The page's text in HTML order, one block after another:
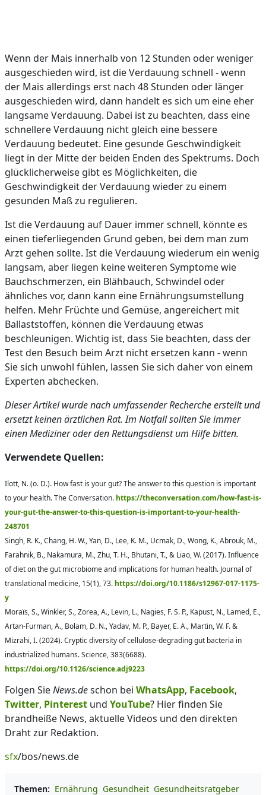
Wenn der Mais innerhalb von 12 Stunden oder weniger
ausgeschieden wird, ist die Verdauung schnell - wenn
der Mais allerdings erst nach 48 Stunden oder länger
ausgeschieden wird, dann handelt es sich um eine eher
langsame Verdauung. Dabei ist zu beachten, dass eine
schnellere Verdauung nicht gleich eine bessere
Verdauung bedeutet. Eine gesunde Geschwindigkeit
liegt in der Mitte der beiden Enden des Spektrums. Doch
glücklicherweise gibt es Möglichkeiten, die
Geschwindigkeit der Verdauung wieder zu einem
gesunden Maß zu regulieren.
Ist die Verdauung auf Dauer immer schnell, könnte es
einen tieferliegenden Grund geben, bei dem man zum
Arzt gehen sollte. Ist die Verdauung wiederum ein wenig
langsam, aber liegen keine weiteren Symptome wie
Bauchschmerzen, ein Blähbauch, Schwindel oder
ähnliches vor, dann kann eine Ernährungsumstellung
helfen. Mehr Früchte und Gemüse, angereichert mit
Ballaststoffen, können die Verdauung etwas
beschleunigen. Wichtig ist, dass Sie beachten, dass der
Test den Besuch beim Arzt nicht ersetzen kann - wenn
Sie sich unwohl fühlen, lassen Sie sich daher von einem
Experten abchecken.
Dieser Artikel wurde nach umfassender Recherche erstellt und
ersetzt keinen ärztlichen Rat. Im Notfall sollten Sie immer
einen Mediziner oder den Rettungsdienst um Hilfe bitten.
Verwendete Quellen:
Ilott, N. (o. D.). How fast is your gut? The answer to this question is important
to your health. The Conversation. https://theconversation.com/how-fast-is-
your-gut-the-answer-to-this-question-is-important-to-your-health-
248701
Singh, R. K., Chang, H. W., Yan, D., Lee, K. M., Ucmak, D., Wong, K., Abrouk, M.,
Farahnik, B., Nakamura, M., Zhu, T. H., Bhutani, T., & Liao, W. (2017). Influence
of diet on the gut microbiome and implications for human health. Journal of
translational medicine, 15(1), 73. https://doi.org/10.1186/s12967-017-1175-
y
Moraïs, S., Winkler, S., Zorea, A., Levin, L., Nagies, F. S. P., Kapust, N., Lamed, E.,
Artan-Furman, A., Bolam, D. N., Yadav, M. P., Bayer, E. A., Martin, W. F. &
Mizrahi, I. (2024). Cryptic diversity of cellulose-degrading gut bacteria in
industrialized humans. Science, 383(6688).
https://doi.org/10.1126/science.adj9223
Folgen SieNews.deschon bei WhatsApp, Facebook,
Twitter, Pinterest und YouTube? Hier finden Sie
brandheiße News, aktuelle Videos und den direkten
Draht zur Redaktion.
sfx/bos/news.de
Themen: Ernährung Gesundheit Gesundheitsratgeber